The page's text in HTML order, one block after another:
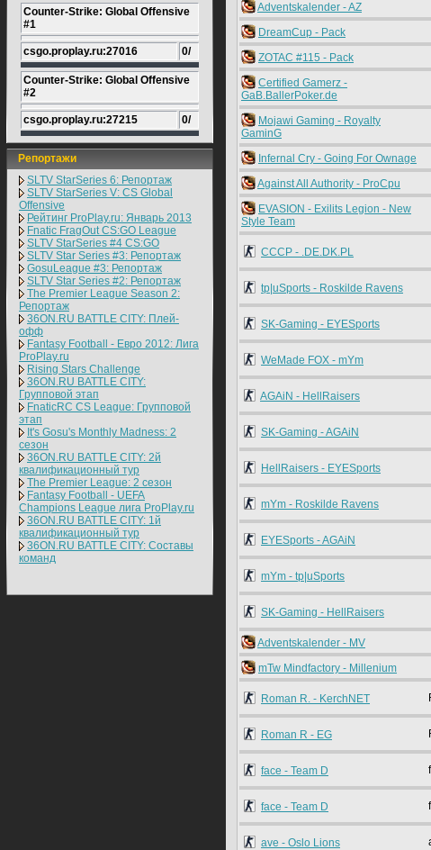
Counter-Strike: Global Offensive
#1
csgo.proplay.ru:27016 0/
Counter-Strike: Global Offensive
#2
csgo.proplay.ru:27215 0/
Репортажи
SLTV StarSeries 6: Репортаж
SLTV StarSeries V: CS Global
Offensive
Рейтинг ProPlay.ru: Январь 2013
Fnatic FragOut CS:GO League
SLTV StarSeries #4 CS:GO
SLTV Star Series #3: Репортаж
GosuLeague #3: Репортаж
SLTV Star Series #2: Репортаж
The Premier League Season 2:
Репортаж
36ON.RU BATTLE CITY: Плей-
офф
Fantasy Football - Евро 2012: Лига
ProPlay.ru
Rising Stars Challenge
36ON.RU BATTLE CITY:
Групповой этап
FnaticRC CS League: Групповой
этап
It's Gosu's Monthly Madness: 2
сезон
36ON.RU BATTLE CITY: 2й
квалификационный тур
The Premier League: 2 cезон
Fantasy Football - UEFA
Champions League лига ProPlay.ru
36ON.RU BATTLE CITY: 1й
квалификационный тур
36ON.RU BATTLE CITY: Составы
команд
Adventskalender - AZ
DreamCup - Pack
ZOTAC #115 - Pack
Certified Gamerz -
GaB.BallerPoker.de
Mojawi Gaming - Royalty
GaminG
Infernal Cry - Going For Ownage
Against All Authority - ProCpu
EVASION - Exilits Legion - New
Style Team
CCCP - .DE.DK.PL
tp|uSports - Roskilde Ravens
SK-Gaming - EYESports
WeMade FOX - mYm
AGAiN - HellRaisers
SK-Gaming - AGAiN
HellRaisers - EYESports
mYm - Roskilde Ravens
EYESports - AGAiN
mYm - tp|uSports
SK-Gaming - HellRaisers
Adventskalender - MV
mTw Mindfactory - Millenium
Roman R. - KerchNET
Roman R - EG
face - Team D
face - Team D
ave - Oslo Lions